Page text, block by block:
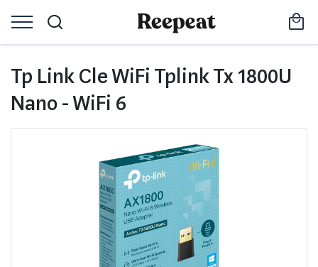
Tp Link Cle WiFi Tplink Tx 1800U
Nano - WiFi 6